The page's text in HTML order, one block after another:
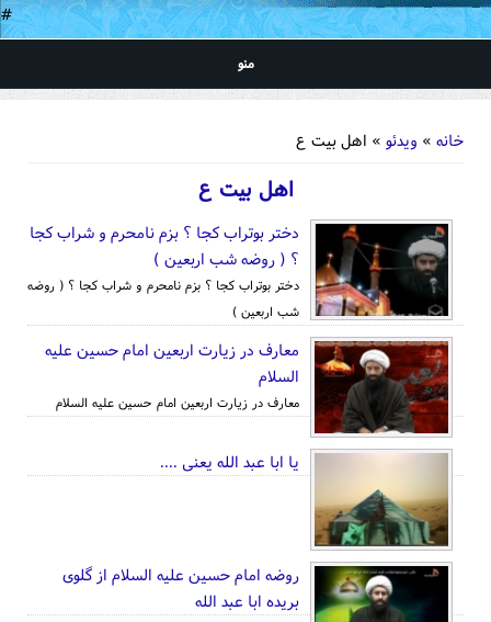
#
منو
خانه » ویدئو » اهل بیت ع
اهل بیت ع
دختر بوتراب کجا ؟ بزم نامحرم و شراب کجا
؟ ( روضه شب اربعین )
دختر بوتراب کجا ؟ بزم نامحرم و شراب کجا ؟ ( روضه
شب اربعین )
معارف در زیارت اربعین امام حسین علیه
السلام
معارف در زیارت اربعین امام حسین علیه السلام
یا ابا عبد الله یعنی ....
روضه امام حسین علیه السلام از گلوی
بریده ابا عبد الله